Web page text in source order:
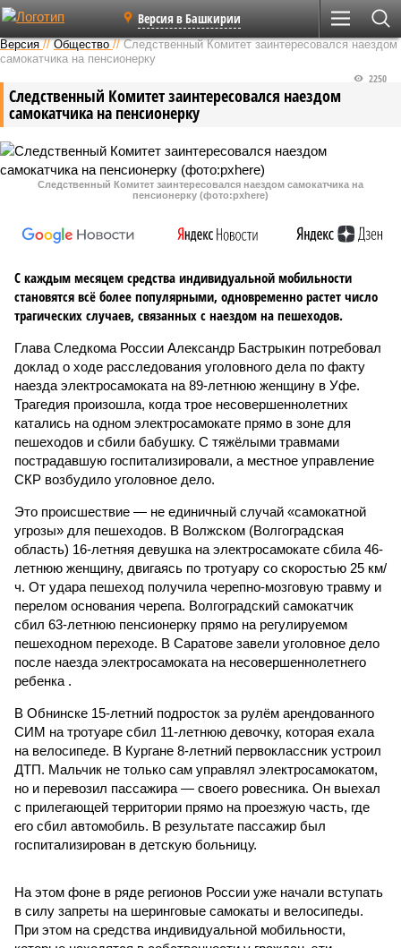
Версия в Башкирии
Версия //Общество //Следственный Комитет заинтересовался наездом
самокатчика на пенсионерку
Следственный Комитет заинтересовался наездом
самокатчика на пенсионерку
2250
Следственный Комитет заинтересовался наездом самокатчика на
пенсионерку (фото:pxhere)
С каждым месяцем средства индивидуальной мобильности
становятся всё более популярными, одновременно растет число
трагических случаев, связанных с наездом на пешеходов.
Глава Следкома России Александр Бастрыкин потребовал
доклад о ходе расследования уголовного дела по факту
наезда электросамоката на 89-летнюю женщину в Уфе.
Трагедия произошла, когда трое несовершеннолетних
катались на одном электросамокате прямо в зоне для
пешеходов и сбили бабушку. С тяжёлыми травмами
пострадавшую госпитализировали, а местное управление
СКР возбудило уголовное дело.
Это происшествие — не единичный случай «самокатной
угрозы» для пешеходов. В Волжском (Волгоградская
область) 16-летняя девушка на электросамокате сбила 46-
летнюю женщину, двигаясь по тротуару со скоростью 25 км/
ч. От удара пешеход получила черепно-мозговую травму и
перелом основания черепа. Волгоградский самокатчик
сбил 63-летнюю пенсионерку прямо на регулируемом
пешеходном переходе. В Саратове завели уголовное дело
после наезда электросамоката на несовершеннолетнего
ребенка .
В Обнинске 15-летний подросток за рулём арендованного
СИМ на тротуаре сбил 11-летнюю девочку, которая ехала
на велосипеде. В Кургане 8-летний первоклассник устроил
ДТП. Мальчик не только сам управлял электросамокатом,
но и перевозил пассажира — своего ровесника. Он выехал
с прилегающей территории прямо на проезжую часть, где
его сбил автомобиль. В результате пассажир был
госпитализирован в детскую больницу.
На этом фоне в ряде регионов России уже начали вступать
в силу запреты на шеринговые самокаты и велосипеды.
При этом на средства индивидуальной мобильности,